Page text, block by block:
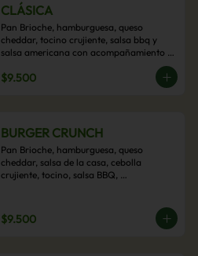
CLÁSICA
Pan Brioche, hamburguesa, queso
cheddar, tocino crujiente, salsa bbq y
salsa americana con acompañamiento
$9.500
BURGER CRUNCH
Pan Brioche, hamburguesa, queso
cheddar, salsa de la casa, cebolla
crujiente, tocino, salsa BBQ,
$9.500